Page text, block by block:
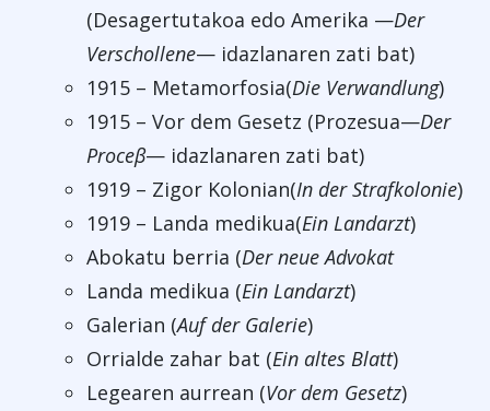
(Desagertutakoa edo Amerika —Der
Verschollene— idazlanaren zati bat)
1915 – Metamorfosia(Die Verwandlung)
1915 – Vor dem Gesetz (Prozesua—Der
Proceβ— idazlanaren zati bat)
1919 – Zigor Kolonian(In der Strafkolonie)
1919 – Landa medikua(Ein Landarzt)
Abokatu berria (Der neue Advokat
Landa medikua (Ein Landarzt)
Galerian (Auf der Galerie)
Orrialde zahar bat (Ein altes Blatt)
Legearen aurrean (Vor dem Gesetz)